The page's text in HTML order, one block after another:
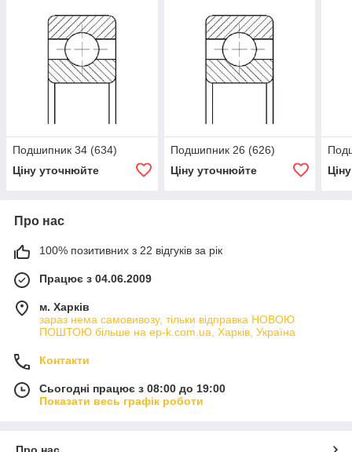
Подшипник 34 (634)
Ціну уточнюйте
Подшипник 26 (626)
Ціну уточнюйте
Про нас
100% позитивних з 22 відгуків за рік
Працює з 04.06.2009
м. Харків
зараз нема самовивозу, тільки відправка НОВОЮ
ПОШТОЮ більше на ep-k.com.ua, Харків, Україна
Контакти
Сьогодні працює з 08:00 до 19:00
Показати весь графік роботи